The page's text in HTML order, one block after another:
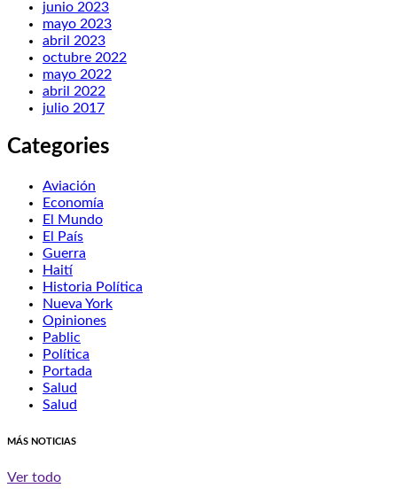
junio 2023
mayo 2023
abril 2023
octubre 2022
mayo 2022
abril 2022
julio 2017
Categories
Aviación
Economía
El Mundo
El País
Guerra
Haití
Historia Política
Nueva York
Opiniones
Pablic
Política
Portada
Salud
Salud
MÁS NOTICIAS
Ver todo